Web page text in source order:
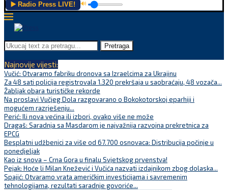
▶️ Radio Press LIVE! 🔊
Pretraga
Najnovije vijesti:
Vučić: Otvaramo fabriku dronova sa Izraelcima za Ukrajinu
Za 48 sati policija registrovala 1.320 prekršaja u saobraćaju, 48 vozača...
Žabljak obara turističke rekorde
Na proslavi Vučjeg Dola razgovarano o Bokokotorskoj eparhiji i
mogućem razrješenju...
Perić: Ili nova većina ili izbori, ovako više ne može
Dragaš: Saradnja sa Masdarom je najvažnija razvojna prekretnica za
EPCG
Besplatni udžbenici za više od 67.700 osnovaca: Distribucija počinje u
ponedjeljak
Kao iz snova – Crna Gora u finalu Svjetskog prvenstva!
Pejak: Hoće li Milan Knežević i Vučića nazvati izdajnikom zbog dolaska...
Spajić: Otvaramo vrata američkim investicijama i savremenim
tehnologijama, rezultati saradnje govoriće...